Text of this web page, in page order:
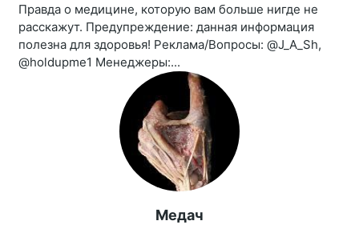
Правда о медицине, которую вам больше нигде не
расскажут. Предупреждение: данная информация
полезна для здоровья! Реклама/Вопросы: @J_A_Sh,
@holdupme1 Менеджеры:...
Медач